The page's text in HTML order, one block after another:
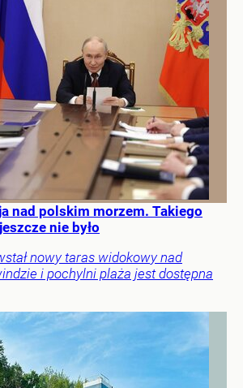
nad polskim morzem. Takiego
nie było
nowy taras widokowy nad
i pochylni plaża jest dostępna